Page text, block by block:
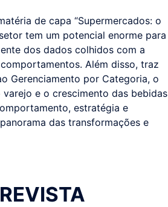
de capa “Supermercados: o
tem um potencial enorme para
dos dados colhidos com a
Além disso, traz
Gerenciamento por Categoria, o
e o crescimento das bebidas
estratégia e
das transformações e